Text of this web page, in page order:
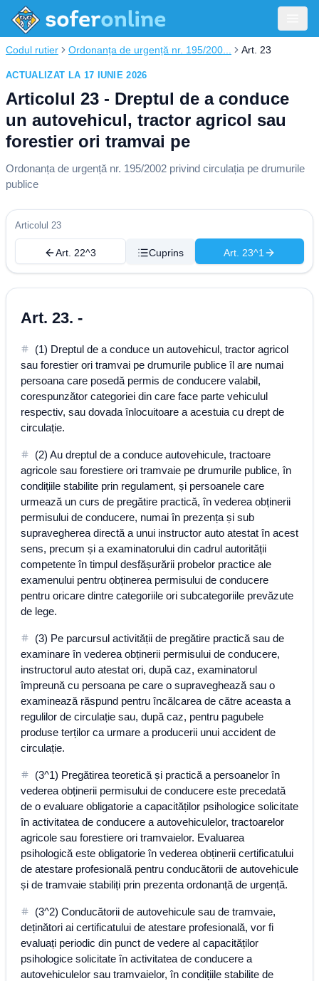
Codul rutier Ordonanța de urgență nr. 195/200... Art. 23
ACTUALIZAT LA 17 IUNIE 2026
Articolul 23 - Dreptul de a conduce
un autovehicul, tractor agricol sau
forestier ori tramvai pe
Ordonanța de urgență nr. 195/2002 privind circulația pe drumurile
publice
Articolul 23
Art. 22^3 Cuprins Art. 23^1
Art. 23. -
(1) Dreptul de a conduce un autovehicul, tractor agricol
sau forestier ori tramvai pe drumurile publice îl are numai
persoana care posedă permis de conducere valabil,
corespunzător categoriei din care face parte vehiculul
respectiv, sau dovada înlocuitoare a acestuia cu drept de
circulație.
(2) Au dreptul de a conduce autovehicule, tractoare
agricole sau forestiere ori tramvaie pe drumurile publice, în
condițiile stabilite prin regulament, și persoanele care
urmează un curs de pregătire practică, în vederea obținerii
permisului de conducere, numai în prezența și sub
supravegherea directă a unui instructor auto atestat în acest
sens, precum și a examinatorului din cadrul autorității
competente în timpul desfășurării probelor practice ale
examenului pentru obținerea permisului de conducere
pentru oricare dintre categoriile ori subcategoriile prevăzute
de lege.
(3) Pe parcursul activității de pregătire practică sau de
examinare în vederea obținerii permisului de conducere,
instructorul auto atestat ori, după caz, examinatorul
împreună cu persoana pe care o supraveghează sau o
examinează răspund pentru încălcarea de către aceasta a
regulilor de circulație sau, după caz, pentru pagubele
produse terților ca urmare a producerii unui accident de
circulație.
(3^1) Pregătirea teoretică și practică a persoanelor în
vederea obținerii permisului de conducere este precedată
de o evaluare obligatorie a capacităților psihologice solicitate
în activitatea de conducere a autovehiculelor, tractoarelor
agricole sau forestiere ori tramvaielor. Evaluarea
psihologică este obligatorie în vederea obținerii certificatului
de atestare profesională pentru conducătorii de autovehicule
și de tramvaie stabiliți prin prezenta ordonanță de urgență.
(3^2) Conducătorii de autovehicule sau de tramvaie,
deținători ai certificatului de atestare profesională, vor fi
evaluați periodic din punct de vedere al capacităților
psihologice solicitate în activitatea de conducere a
autovehiculelor sau tramvaielor, în condițiile stabilite de